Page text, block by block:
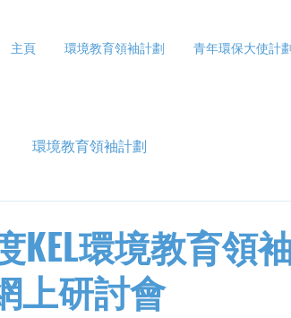
主頁 環境教育領袖計劃 青年環保大使計劃
環境教育領袖計劃
KEL環境教育
上研討會